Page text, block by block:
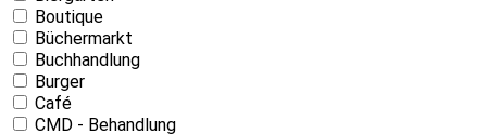
Boutique
Büchermarkt
Buchhandlung
Burger
Café
CMD - Behandlung